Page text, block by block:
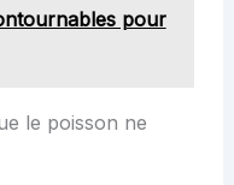
pour
le poisson ne